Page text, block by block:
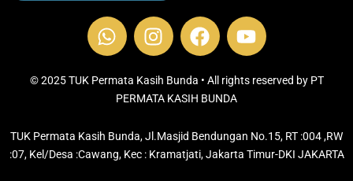
W
h
t
p
p
I
n
t
a
r
a
F
a
e
b
o
k
Y
o
t
e
© 2025 TUK Permata Kasih Bunda • All rights reserved by PT
PERMATA KASIH BUNDA
TUK Permata Kasih Bunda, Jl.Masjid Bendungan No.15, RT :004 ,RW
:07, Kel/Desa :Cawang, Kec : Kramatjati, Jakarta Timur-DKI JAKARTA